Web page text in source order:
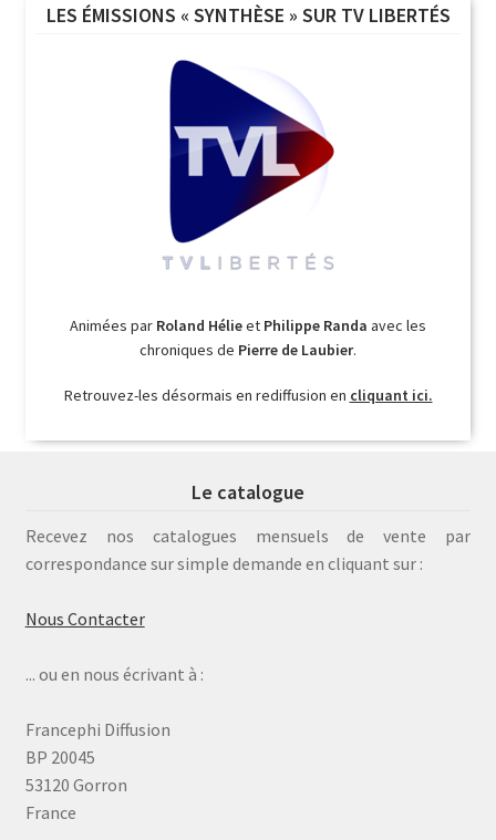
LES ÉMISSIONS « SYNTHÈSE » SUR TV LIBERTÉS
Animées par Roland Hélieet Philippe Randa avec les
chroniques de Pierre de Laubier.
Retrouvez-les désormais en rediffusion en cliquant ici.
Le catalogue
Recevez nos catalogues mensuels de vente par
correspondance sur simple demande en cliquant sur :
Nous Contacter
... ou en nous écrivant à :
Francephi Diffusion
BP 20045
53120 Gorron
France